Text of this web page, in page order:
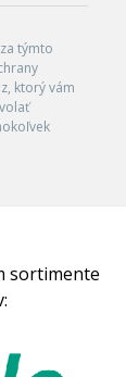
týmto
ktorý vám
sortimente